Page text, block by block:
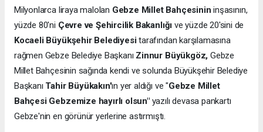
Milyonlarca liraya malolan Gebze Millet Bahçesinin inşasının,
yüzde 80'ni Çevre ve Şehircilik Bakanlığı ve yüzde 20'sini de
Kocaeli Büyükşehir Belediyesitarafından karşılamasına
rağmen Gebze Belediye Başkanı Zinnur Büyükgöz, Gebze
Millet Bahçesinin sağında kendi ve solunda Büyükşehir Belediye
Başkanı Tahir Büyükakın'ın yer aldığı ve "Gebze Millet
Bahçesi Gebzemize hayırlı olsun"yazılı devasa pankartı
Gebze'nin en görünür yerlerine astırmıştı.